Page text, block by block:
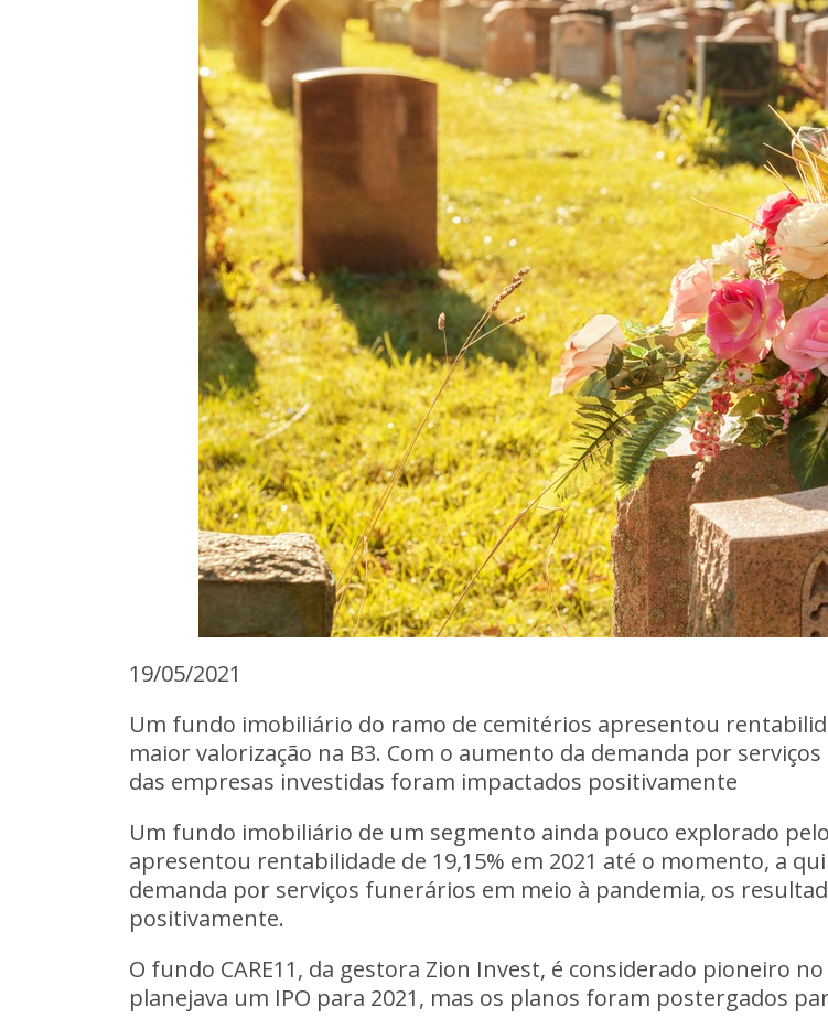
19/05/2021
Um fundo imobiliário do ramo de cemitérios apresentou
maior valorização na B3. Com o aumento da demanda por
das empresas investidas foram impactados positivamente
Um fundo imobiliário de um segmento ainda pouco explorado
apresentou rentabilidade de 19,15% em 2021 até o momento, a
demanda por serviços funerários em meio à pandemia, os
positivamente.
O fundo CARE11, da gestora Zion Invest, é considerado pioneiro
planejava um IPO para 2021, mas os planos foram postergados